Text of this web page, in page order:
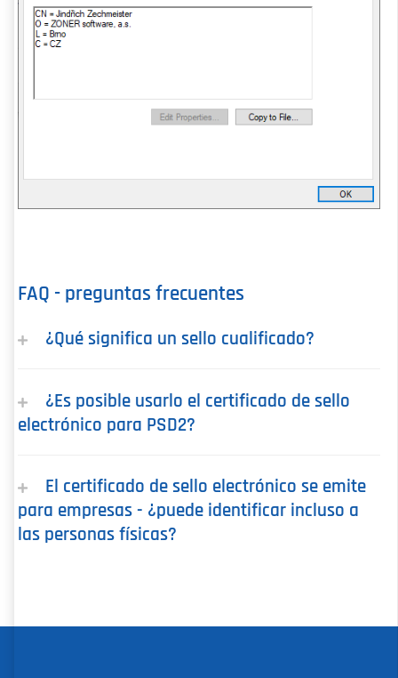
FAQ - preguntas frecuentes
¿Qué significa un sello cualificado?
¿Es posible usarlo el certificado de sello
electrónico para PSD2?
El certificado de sello electrónico se emite
para empresas - ¿puede identificar incluso a
las personas físicas?